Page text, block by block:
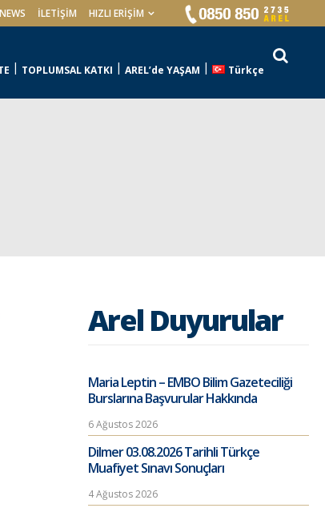
İLETIŞIM HIZLI ERİŞİM
TOPLUMSAL KATKI AREL’de YAŞAM Türkçe
Arel Duyurular
Maria Leptin – EMBO Bilim Gazeteciliği
Burslarına Başvurular Hakkında
6 Ağustos 2026
Dilmer 03.08.2026 Tarihli Türkçe
Muafiyet Sınavı Sonuçları
4 Ağustos 2026